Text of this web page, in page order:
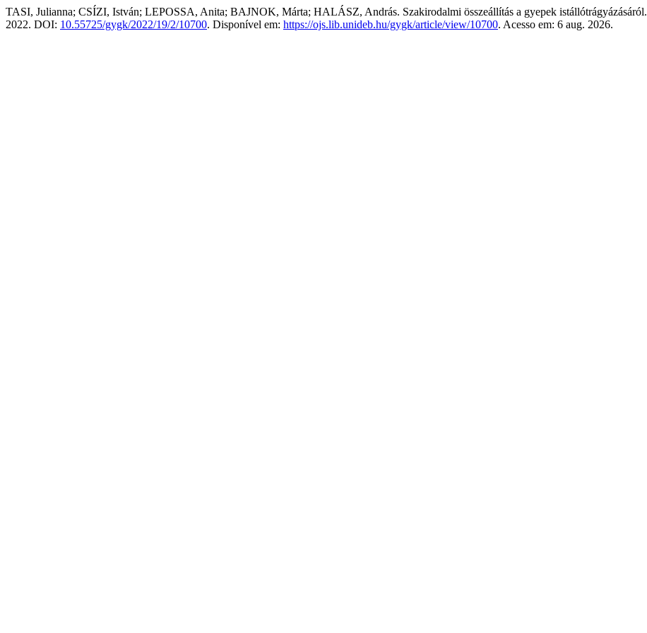
TASI, Julianna; CSÍZI, István; LEPOSSA, Anita; BAJNOK, Márta; HALÁSZ, András. Szakirodalmi összeállítás a gyepek istállótrágyázásáról.
2022. DOI: 10.55725/gygk/2022/19/2/10700. Disponível em: https://ojs.lib.unideb.hu/gygk/article/view/10700. Acesso em: 6 aug. 2026.